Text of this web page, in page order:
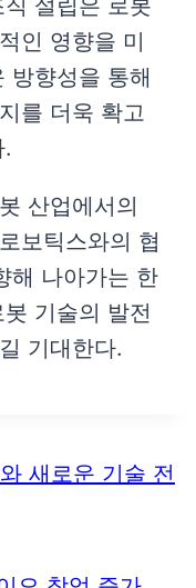
인 영향을 미
방향성을 통해
를 더욱 확고
산업에서의
보틱스와의 협
해 나아가는 한
기술의 발전
기대한다.
새로운 기술 전